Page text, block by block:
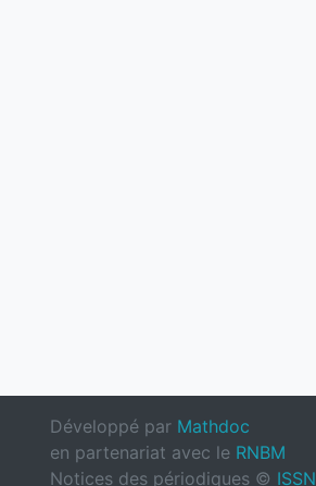
Développé par Mathdoc
en partenariat avec le RNBM
Notices des périodiques © ISSN